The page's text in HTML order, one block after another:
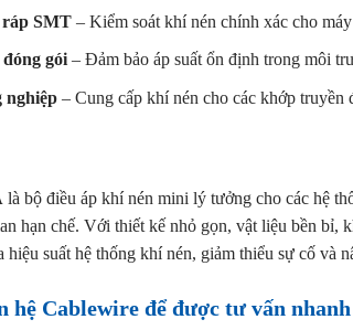
ráp SMT– Kiểm soát khí nén chính xác cho
gói– Đảm bảo áp suất ổn định trong môi
nghiệp– Cung cấp khí nén cho các khớp truyền
là bộ điều áp khí nén mini lý tưởng cho các hệ
hạn chế. Với thiết kế nhỏ gọn, vật liệu bền bỉ,
suất hệ thống khí nén, giảm thiểu sự cố và
hệ Cablewire để được tư vấn